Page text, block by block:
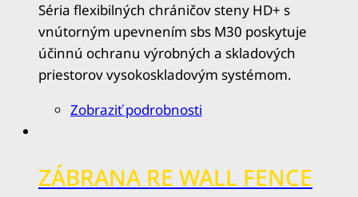
Séria flexibilných chráničov steny HD+ s
vnútorným upevnením sbs M30 poskytuje
účinnú ochranu výrobných a skladových
priestorov vysokoskladovým systémom.
Zobraziť podrobnosti
ZÁBRANA RE WALL FENCE